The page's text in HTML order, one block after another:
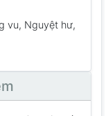
vu, Nguyệt hư,